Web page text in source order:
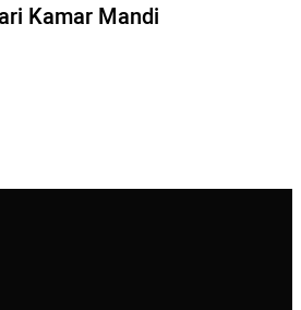
Kamar Mandi